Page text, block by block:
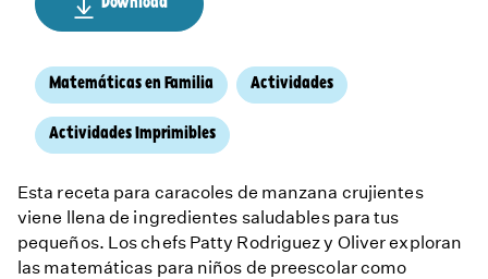
Matemáticas en Familia Actividades
Actividades Imprimibles
Esta receta para caracoles de manzana crujientes
viene llena de ingredientes saludables para tus
pequeños. Los chefs Patty Rodriguez y Oliver exploran
las matemáticas para niños de preescolar como